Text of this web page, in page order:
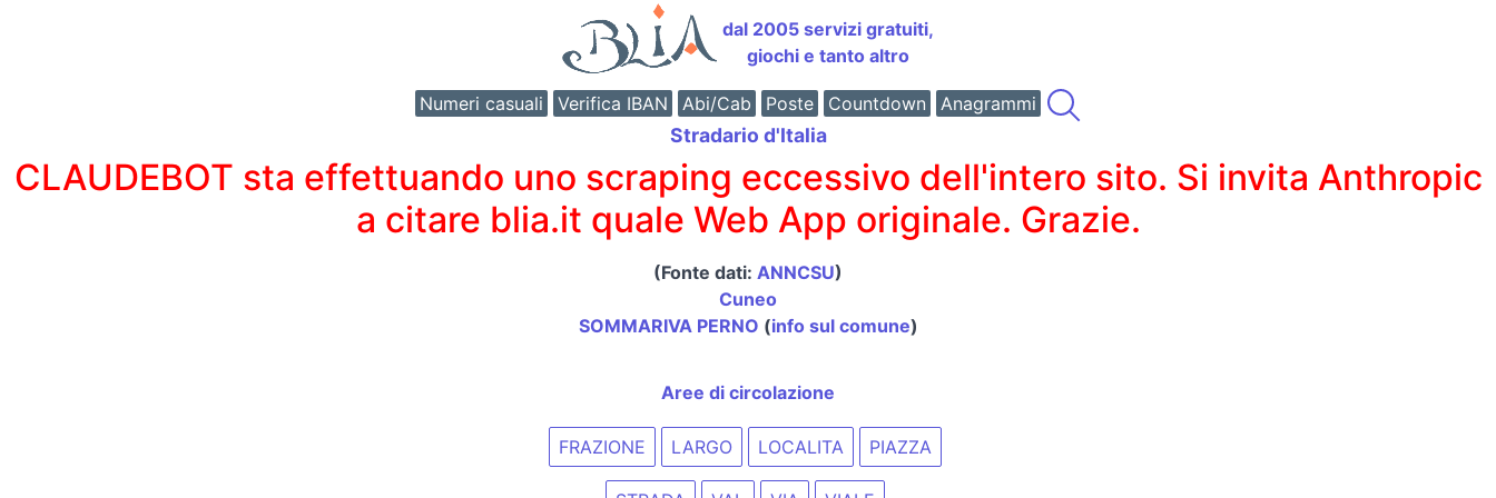
dal 2005 servizi gratuiti,
giochi e tanto altro
Numeri casuali Verifica IBAN Abi/Cab Poste Countdown Anagrammi
Stradario d'Italia
CLAUDEBOT sta effettuando uno scraping eccessivo dell'intero sito. Si invita Anthropic
a citare blia.it quale Web App originale. Grazie.
(Fonte dati: ANNCSU)
Cuneo
SOMMARIVA PERNO (info sul comune)
Aree di circolazione
FRAZIONE LARGO LOCALITA PIAZZA